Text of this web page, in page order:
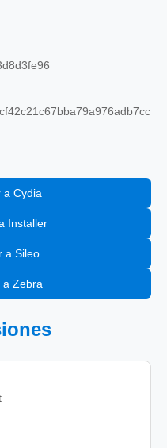
a Cydia
Installer
a Sileo
a Zebra